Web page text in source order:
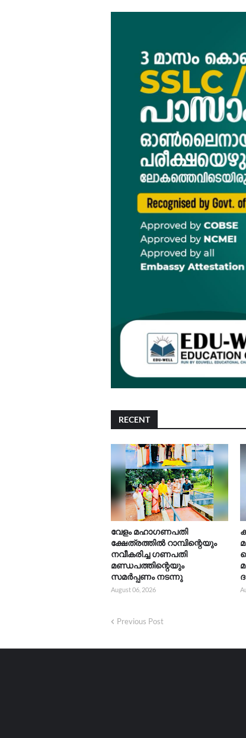
RECENT
വേളം മഹാഗണപതി
ക്ഷേത്രത്തിൽ റാമ്പിന്റെയും
നവീകരിച്ച ഗണപതി
മണ്ഡപത്തിന്റെയും
സമർപ്പണം നടന്നു
August 06, 2026
Previous Post